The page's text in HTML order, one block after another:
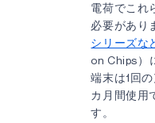
電荷でこれ
必要があり
シリーズな
on Chips）
端末は1回
カ月間使用
す。